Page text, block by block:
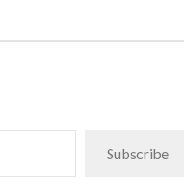
Subscribe